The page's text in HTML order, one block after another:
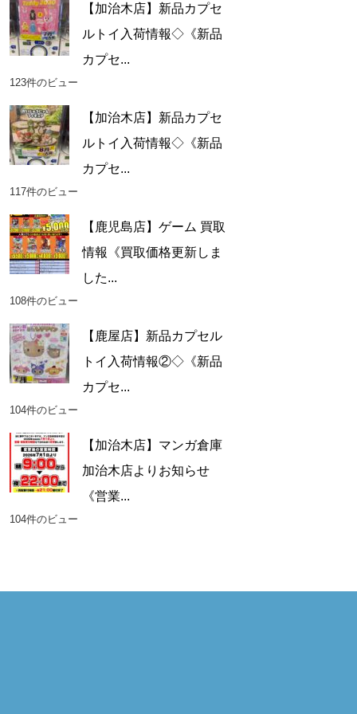
【加治木店】新品カプセ
ルトイ入荷情報◇《新品
カプセ...
123件のビュー
【加治木店】新品カプセ
ルトイ入荷情報◇《新品
カプセ...
117件のビュー
【鹿児島店】ゲーム 買取
情報《買取価格更新しま
した...
108件のビュー
【鹿屋店】新品カプセル
トイ入荷情報②◇《新品
カプセ...
104件のビュー
【加治木店】マンガ倉庫
加治木店よりお知らせ
《営業...
104件のビュー